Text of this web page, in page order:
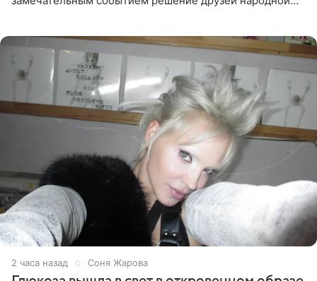
2 часа назад Соня Жарова